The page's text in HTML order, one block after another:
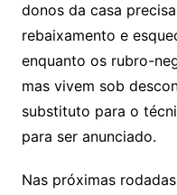
donos da casa
rebaixamento e
enquanto os rubro-
mas vivem sob
substituto para o
para ser anunciado.
Nas próximas